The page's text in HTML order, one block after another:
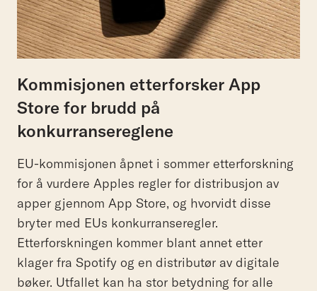
Kommisjonen etterforsker App
Store for brudd på
konkurransereglene
EU-kommisjonen åpnet i sommer etterforskning
for å vurdere Apples regler for distribusjon av
apper gjennom App Store, og hvorvidt disse
bryter med EUs konkurranseregler.
Etterforskningen kommer blant annet etter
klager fra Spotify og en distributør av digitale
bøker. Utfallet kan ha stor betydning for alle